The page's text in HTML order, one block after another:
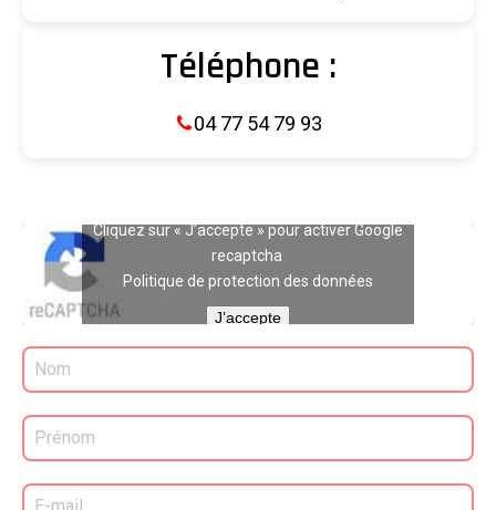
Téléphone :
04 77 54 79 93
Cliquez sur « J’accepte » pour activer Google
recaptcha
Politique de protection des données
J’accepte